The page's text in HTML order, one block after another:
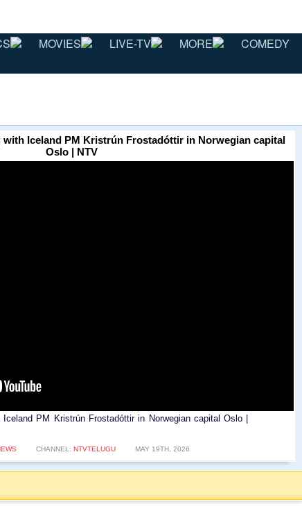
MOVIES LIVE-TV MORE COMEDY
with Iceland PM Kristrún Frostadóttir in Norwegian capital
Oslo | NTV
PM Kristrún Frostadóttir in Norwegian capital Oslo |
CHANNEL: NTVTELUGU MAY 19TH, 2026